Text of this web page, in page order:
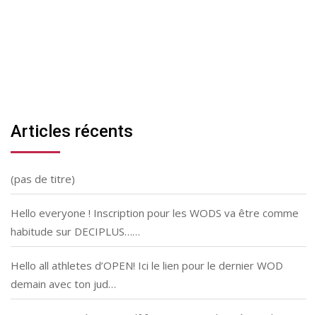
Articles récents
(pas de titre)
Hello everyone ! Inscription pour les WODS va être comme
habitude sur DECIPLUS……
Hello all athletes d’OPEN! Ici le lien pour le dernier WOD
demain avec ton jud…